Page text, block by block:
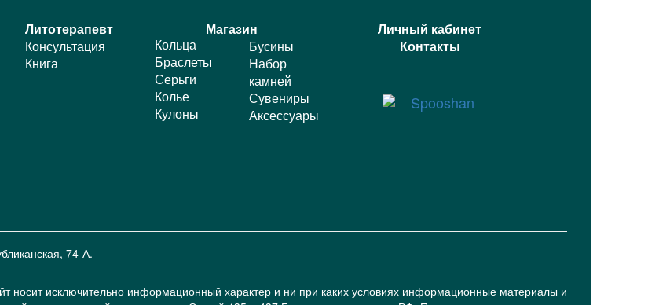
Литотерапевт
Консультация
Книга
Магазин
Кольца
Браслеты
Серьги
Колье
Кулоны
Бусины
Набор
камней
Сувениры
Аксессуары
Личный кабинет
Контакты
74-А.
исключительно информационный характер и ни при каких условиях информационные материалы и
cookie